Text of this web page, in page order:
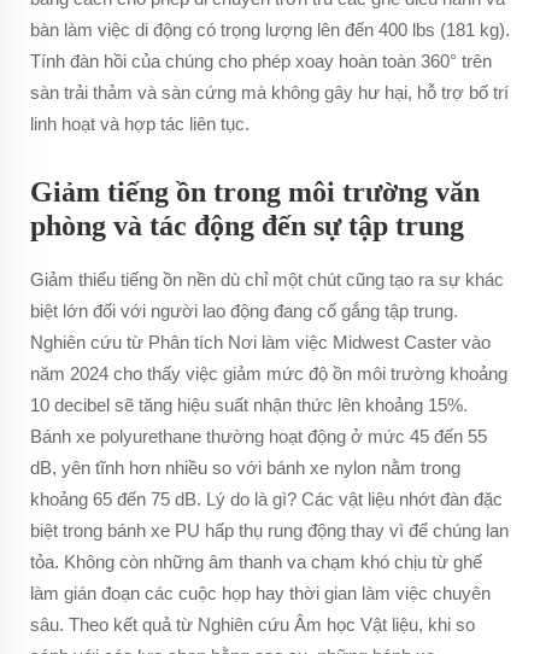
bàn làm việc di động có trọng lượng lên đến 400 lbs (181 kg).
Tính đàn hồi của chúng cho phép xoay hoàn toàn 360° trên
sàn trải thảm và sàn cứng mà không gây hư hại, hỗ trợ bố trí
linh hoạt và hợp tác liên tục.
Giảm tiếng ồn trong môi trường văn
phòng và tác động đến sự tập trung
Giảm thiểu tiếng ồn nền dù chỉ một chút cũng tạo ra sự khác
biệt lớn đối với người lao động đang cố gắng tập trung.
Nghiên cứu từ Phân tích Nơi làm việc Midwest Caster vào
năm 2024 cho thấy việc giảm mức độ ồn môi trường khoảng
10 decibel sẽ tăng hiệu suất nhận thức lên khoảng 15%.
Bánh xe polyurethane thường hoạt động ở mức 45 đến 55
dB, yên tĩnh hơn nhiều so với bánh xe nylon nằm trong
khoảng 65 đến 75 dB. Lý do là gì? Các vật liệu nhớt đàn đặc
biệt trong bánh xe PU hấp thụ rung động thay vì để chúng lan
tỏa. Không còn những âm thanh va chạm khó chịu từ ghế
làm gián đoạn các cuộc họp hay thời gian làm việc chuyên
sâu. Theo kết quả từ Nghiên cứu Âm học Vật liệu, khi so